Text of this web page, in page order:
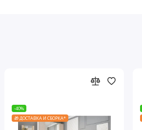
-40%
🎁 ДОСТАВКА И СБОРКА*